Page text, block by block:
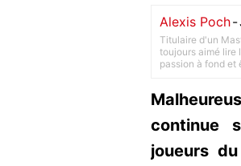
Alexis Poch-
Titulaire d'un
toujours aimé lire
passion à fond et
continue
joueurs